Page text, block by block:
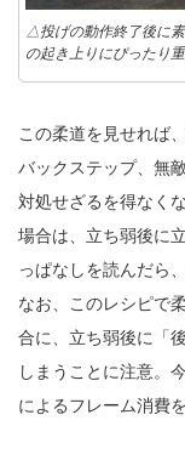
△投げの動作終了後に
の起き上りにぴったり重
この柔道を見せれば
バックステップ、無
対処せざるを得なく
場合は、立ち弱後に
っぱなしを読んだら
なお、このレシピで
合に、立ち弱後に「
しまうことに注意。
によるフレーム消費